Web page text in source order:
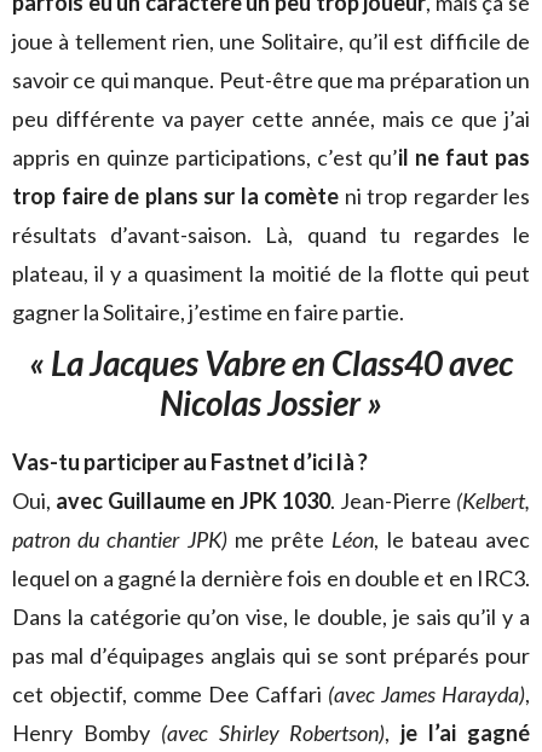
joue à tellement rien, une Solitaire, qu’il est difficile de
savoir ce qui manque. Peut-être que ma préparation un
peu différente va payer cette année, mais ce que j’ai
appris en quinze participations, c’est qu’il ne faut pas
trop faire de plans sur la comète ni trop regarder les
résultats d’avant-saison. Là, quand tu regardes le
plateau, il y a quasiment la moitié de la flotte qui peut
gagner la Solitaire, j’estime en faire partie.
« La Jacques Vabre en Class40 avec
Nicolas Jossier »
Vas-tu participer au Fastnet d’ici là ?
Oui, avec Guillaume en JPK 1030. Jean-Pierre (Kelbert,
patron du chantier JPK)me prête Léon, le bateau avec
lequel on a gagné la dernière fois en double et en IRC3.
Dans la catégorie qu’on vise, le double, je sais qu’il y a
pas mal d’équipages anglais qui se sont préparés pour
cet objectif, comme Dee Caffari (avec James Harayda),
Henry Bomby (avec Shirley Robertson), je l’ai gagné